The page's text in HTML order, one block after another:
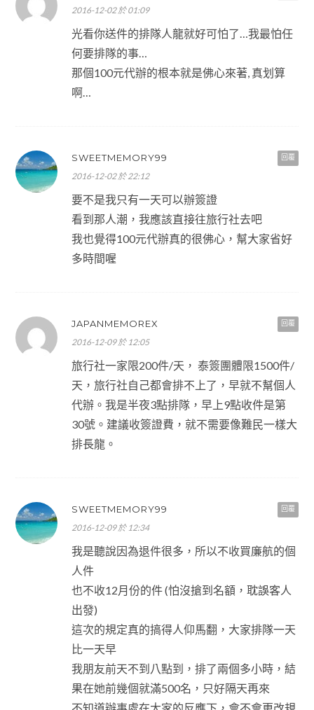
2016-12-02 於 01:09
光看你送件的排隊人龍就好可怕了…我最怕任
何要排隊的事…
那個100元代辦的根本就是佛心來著, 真划算
啊…
回覆
SWEETMEMORY99
2016-12-02 於 22:12
要不是我只有一天可以辦簽證
看到那人潮，我應該直接往旅行社去吧
我也覺得100元代辦真的很佛心，幫大家省好
多時間喔
回覆
JAPANMEMOREX
2016-12-09 於 12:05
旅行社一家限200件/天， 泰簽團體限1500件/
天，旅行社自己都會排不上了，早就不幫個人
代辦。我是半夜3點排隊，早上9點收件是第
30號。建議收簽證費，就不需要像難民一樣大
排長龍。
回覆
SWEETMEMORY99
2016-12-09 於 12:34
我是聽說因為退件很多，所以不收買廉航的個
人件
也不收12月份的件 (怕沒搶到名額，耽誤客人
出發)
這次的規定真的搞得人仰馬翻，大家排隊一天
比一天早
我朋友前天不到八點到，排了兩個多小時，結
果在她前幾個就滿500名，只好隔天再來